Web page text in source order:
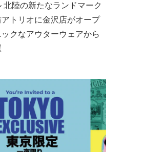
北陸の新たなランドマーク
トリオに金沢店がオープ
クなアウターウェアから